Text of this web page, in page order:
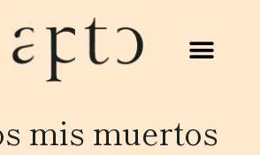
mis muertos